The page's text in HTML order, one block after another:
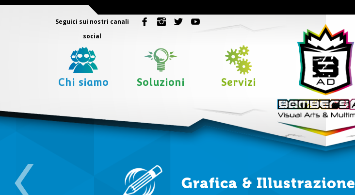
Seguici sui nostri canali
social
Chi siamo Soluzioni Servizi
Grafica & Illustrazione